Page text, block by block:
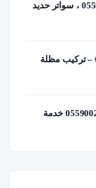
تركيب سواتر حديد الظهران ت: 0559002951 ، سواتر حديد
مظلات خرانات القطيف ت: 0559002951 – تركيب مظلة
مظلات جلسات خارجية الظهران ت: 0559002951 خدمة